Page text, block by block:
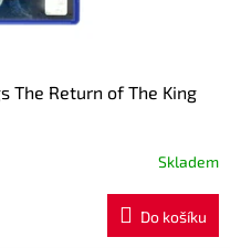
The Return of The King
Skladem
Do košíku